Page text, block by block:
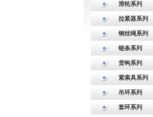
滑轮系列
拉紧器系列
钢丝绳系列
链条系列
货钩系列
紧索具系列
吊环系列
套环系列